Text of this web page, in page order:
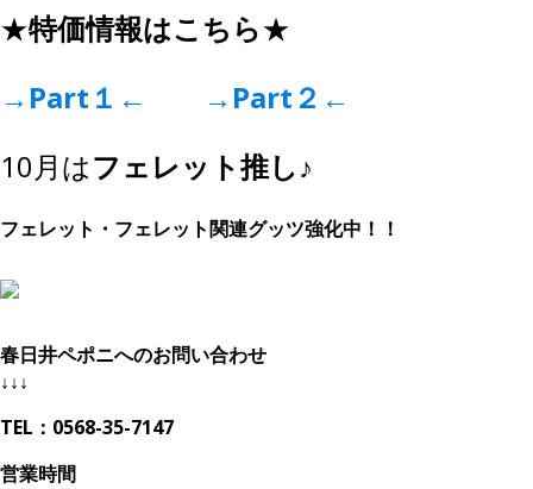
★特価情報はこちら★
→Part１←
→Part２←
10月はフェレット推し♪
フェレット・フェレット関連グッツ強化中！！
春日井ペポニへのお問い合わせ
↓↓↓
TEL：0568-35-7147
営業時間